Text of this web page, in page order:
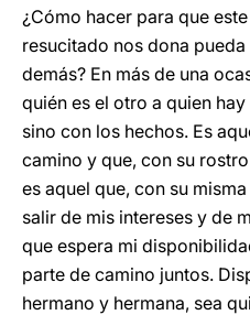
¿Cómo hacer para que
resucitado nos dona
demás? En más de una
quién es el otro a quien
sino con los hechos. Es
camino y que, con su
es aquel que, con su
salir de mis intereses y de
que espera mi
parte de camino juntos.
hermano y hermana, sea